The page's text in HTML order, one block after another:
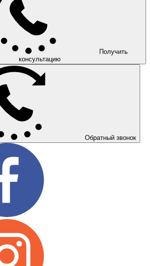
Получить
консультацию
Обратный звонок